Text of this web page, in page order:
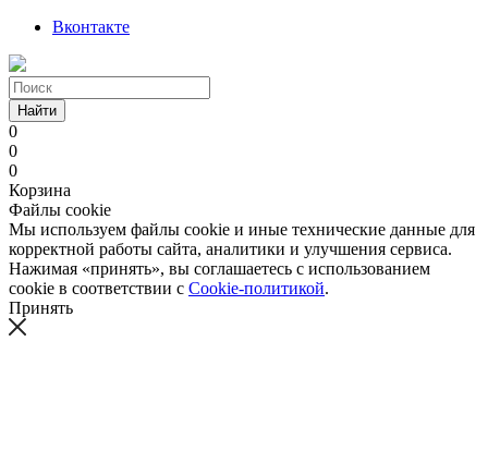
Вконтакте
Найти
0
0
0
Корзина
Файлы cookie
Мы используем файлы cookie и иные технические данные для
корректной работы сайта, аналитики и улучшения сервиса.
Нажимая «принять», вы соглашаетесь с использованием
cookie в соответствии с Cookie-политикой.
Принять